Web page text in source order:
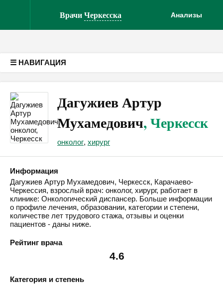
ВрачиЧеркесска Анализы
☰ НАВИГАЦИЯ
Дагужиев Артур
Мухамедович, Черкесск
онколог, хирург
Информация
Дагужиев Артур Мухамедович, Черкесск, Карачаево-
Черкессия, взрослый врач: онколог, хирург, работает в
клинике: Онкологический диспансер. Больше информации
о профиле лечения, образовании, категории и степени,
количестве лет трудового стажа, отзывы и оценки
пациентов - даны ниже.
Рейтинг врача
4.6
Категория и степень